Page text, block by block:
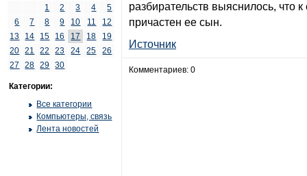
1
2 3 4
5
6
7 8 9 10 11
12
13
14 15 16 17 18
19
20
21 22 23 24 25
26
27
28 29 30
Категории:
Все категории
Компьютеры, связь
Лента новостей
разбирательств выяснилось, что
причастен ее сын.
Источник
Комментариев: 0